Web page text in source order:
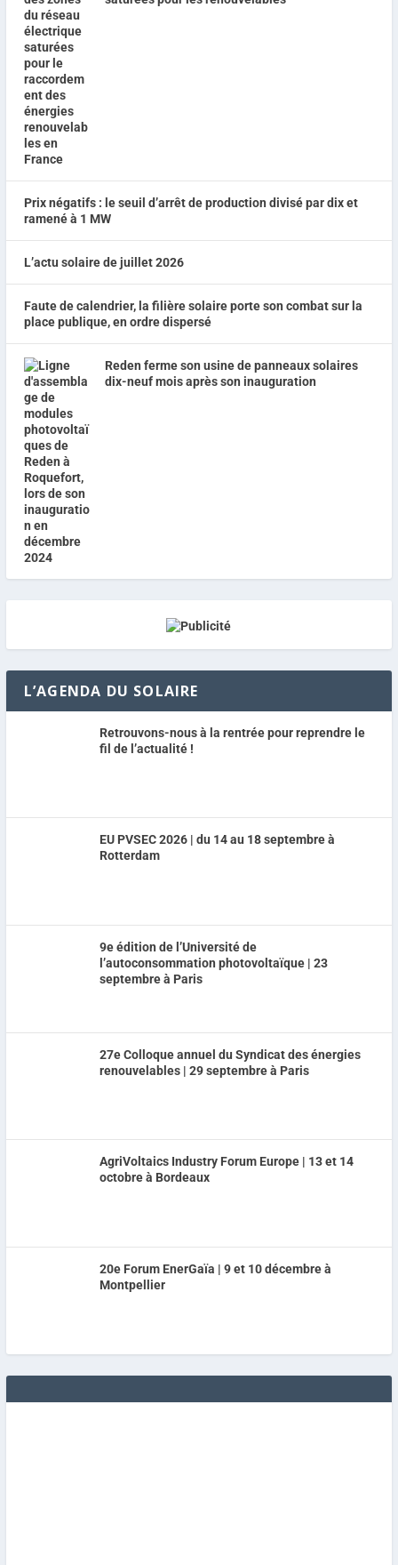
Prix négatifs : le seuil d’arrêt de production divisé par dix et
ramené à 1 MW
L’actu solaire de juillet 2026
Faute de calendrier, la filière solaire porte son combat sur la
place publique, en ordre dispersé
Reden ferme son usine de panneaux solaires
dix-neuf mois après son inauguration
L’AGENDA DU SOLAIRE
Retrouvons-nous à la rentrée pour reprendre le
fil de l’actualité !
EU PVSEC 2026 | du 14 au 18 septembre à
Rotterdam
9e édition de l’Université de
l’autoconsommation photovoltaïque | 23
septembre à Paris
27e Colloque annuel du Syndicat des énergies
renouvelables | 29 septembre à Paris
AgriVoltaics Industry Forum Europe | 13 et 14
octobre à Bordeaux
20e Forum EnerGaïa | 9 et 10 décembre à
Montpellier